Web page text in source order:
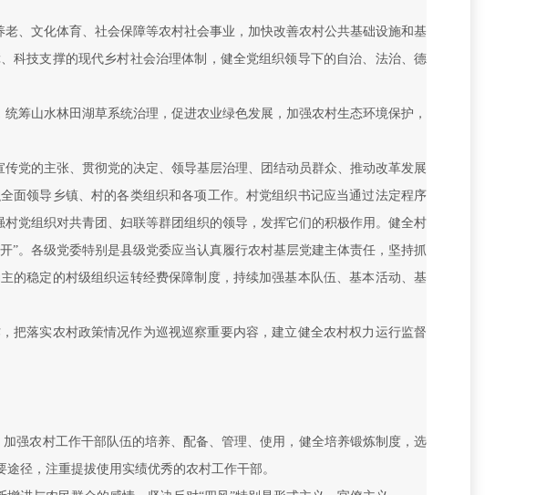
、文化体育、社会保障等农村社会事业，加快改善农村公共基础设施和基
科技支撑的现代乡村社会治理体制，健全党组织领导下的自治、法治、德
山水林田湖草系统治理，促进农业绿色发展，加强农村生态环境保护，
党的主张、贯彻党的决定、领导基层治理、团结动员群众、推动改革发展
面领导乡镇、村的各类组织和各项工作。村党组织书记应当通过法定程序
党组织对共青团、妇联等群团组织的领导，发挥它们的积极作用。健全村
”。各级党委特别是县级党委应当认真履行农村基层党建主体责任，坚持抓
的稳定的村级组织运转经费保障制度，持续加强基本队伍、基本活动、基
把落实农村政策情况作为巡视巡察重要内容，建立健全农村权力运行监督
强农村工作干部队伍的培养、配备、管理、使用，健全培养锻炼制度，选
径，注重提拔使用实绩优秀的农村工作干部。